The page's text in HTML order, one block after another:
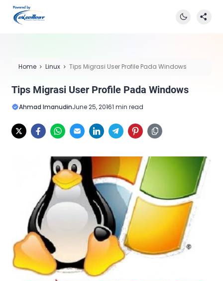
Home Linux Tips Migrasi User Profile Pada Windows
Tips Migrasi User Profile Pada Windows
Ahmad ImanudinJune 25, 20161 min read